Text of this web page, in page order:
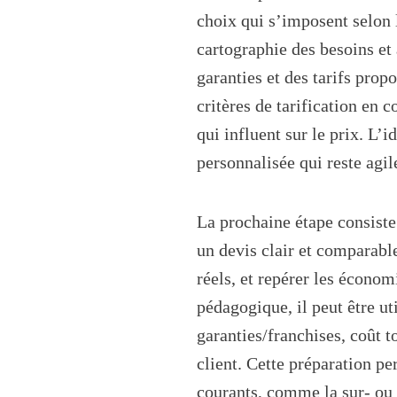
choix qui s’imposent
cartographie des besoins
garanties et des tarifs
critères de tarification en
qui influent sur le prix.
personnalisée qui reste
La prochaine étape
un devis clair et
réels, et repérer les
pédagogique, il peut être
garanties/franchises, coût
client. Cette préparation
courants, comme la sur-